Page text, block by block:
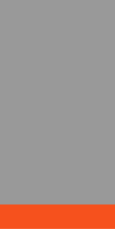
od Ainvesting.